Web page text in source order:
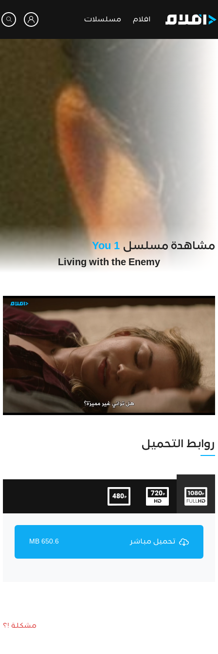
افلام مسلسلات
مشاهدة مسلسل You 1
Living with the Enemy
Unmute Settings
روابط التحميل
تحميل مباشر 650.6 MB
مشكلة !؟